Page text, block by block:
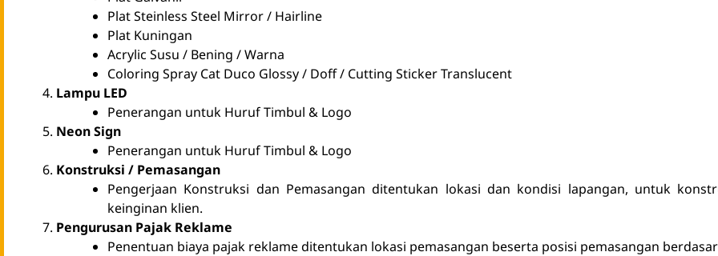
Plat Steinless Steel Mirror / Hairline
Plat Kuningan
Acrylic Susu / Bening / Warna
Coloring Spray Cat Duco Glossy / Doff / Cutting Sticker Translucent
Lampu LED
Penerangan untuk Huruf Timbul & Logo
Neon Sign
Penerangan untuk Huruf Timbul & Logo
Konstruksi / Pemasangan
Pengerjaan Konstruksi dan Pemasangan ditentukan lokasi dan kondisi lapangan, untuk
keinginan klien.
Pengurusan Pajak Reklame
Penentuan biaya pajak reklame ditentukan lokasi pemasangan beserta posisi pemasangan